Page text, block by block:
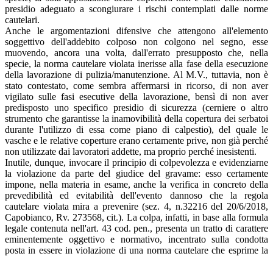
presidio adeguato a scongiurare i rischi contemplati dalle norme
cautelari.
Anche le argomentazioni difensive che attengono all'elemento
soggettivo dell'addebito colposo non colgono nel segno, esse
muovendo, ancora una volta, dall'errato presupposto che, nella
specie, la norma cautelare violata inerisse alla fase della esecuzione
della lavorazione di pulizia/manutenzione. Al M.V., tuttavia, non è
stato contestato, come sembra affermarsi in ricorso, di non aver
vigilato sulle fasi esecutive della lavorazione, bensì di non aver
predisposto uno specifico presidio di sicurezza (cerniere o altro
strumento che garantisse la inamovibilità della copertura dei serbatoi
durante l'utilizzo di essa come piano di calpestio), del quale le
vasche e le relative coperture erano certamente prive, non già perché
non utilizzate dai lavoratori addette, ma proprio perché inesistenti.
Inutile, dunque, invocare il principio di colpevolezza e evidenziarne
la violazione da parte del giudice del gravame: esso certamente
impone, nella materia in esame, anche la verifica in concreto della
prevedibilità ed evitabilità dell'evento dannoso che la regola
cautelare violata mira a prevenire (sez. 4, n.32216 del 20/6/2018,
Capobianco, Rv. 273568, cit.). La colpa, infatti, in base alla formula
legale contenuta nell'art. 43 cod. pen., presenta un tratto di carattere
eminentemente oggettivo e normativo, incentrato sulla condotta
posta in essere in violazione di una norma cautelare che esprime la